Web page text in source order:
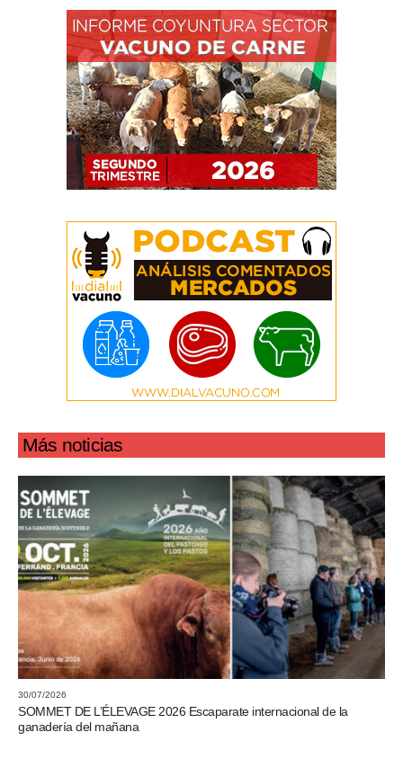
Más noticias
30/07/2026
SOMMET DE L’ÉLEVAGE 2026 Escaparate internacional de la
ganadería del mañana